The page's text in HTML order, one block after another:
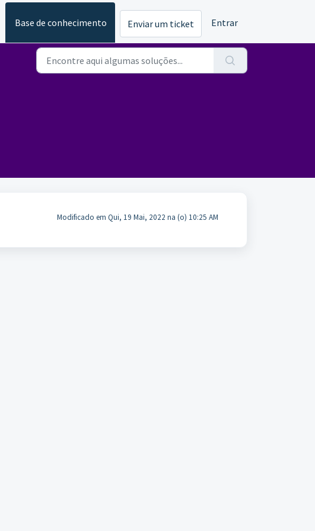
Base de conhecimento Enviar um ticket Entrar
Modificado em Qui, 19 Mai, 2022 na (o) 10:25 AM